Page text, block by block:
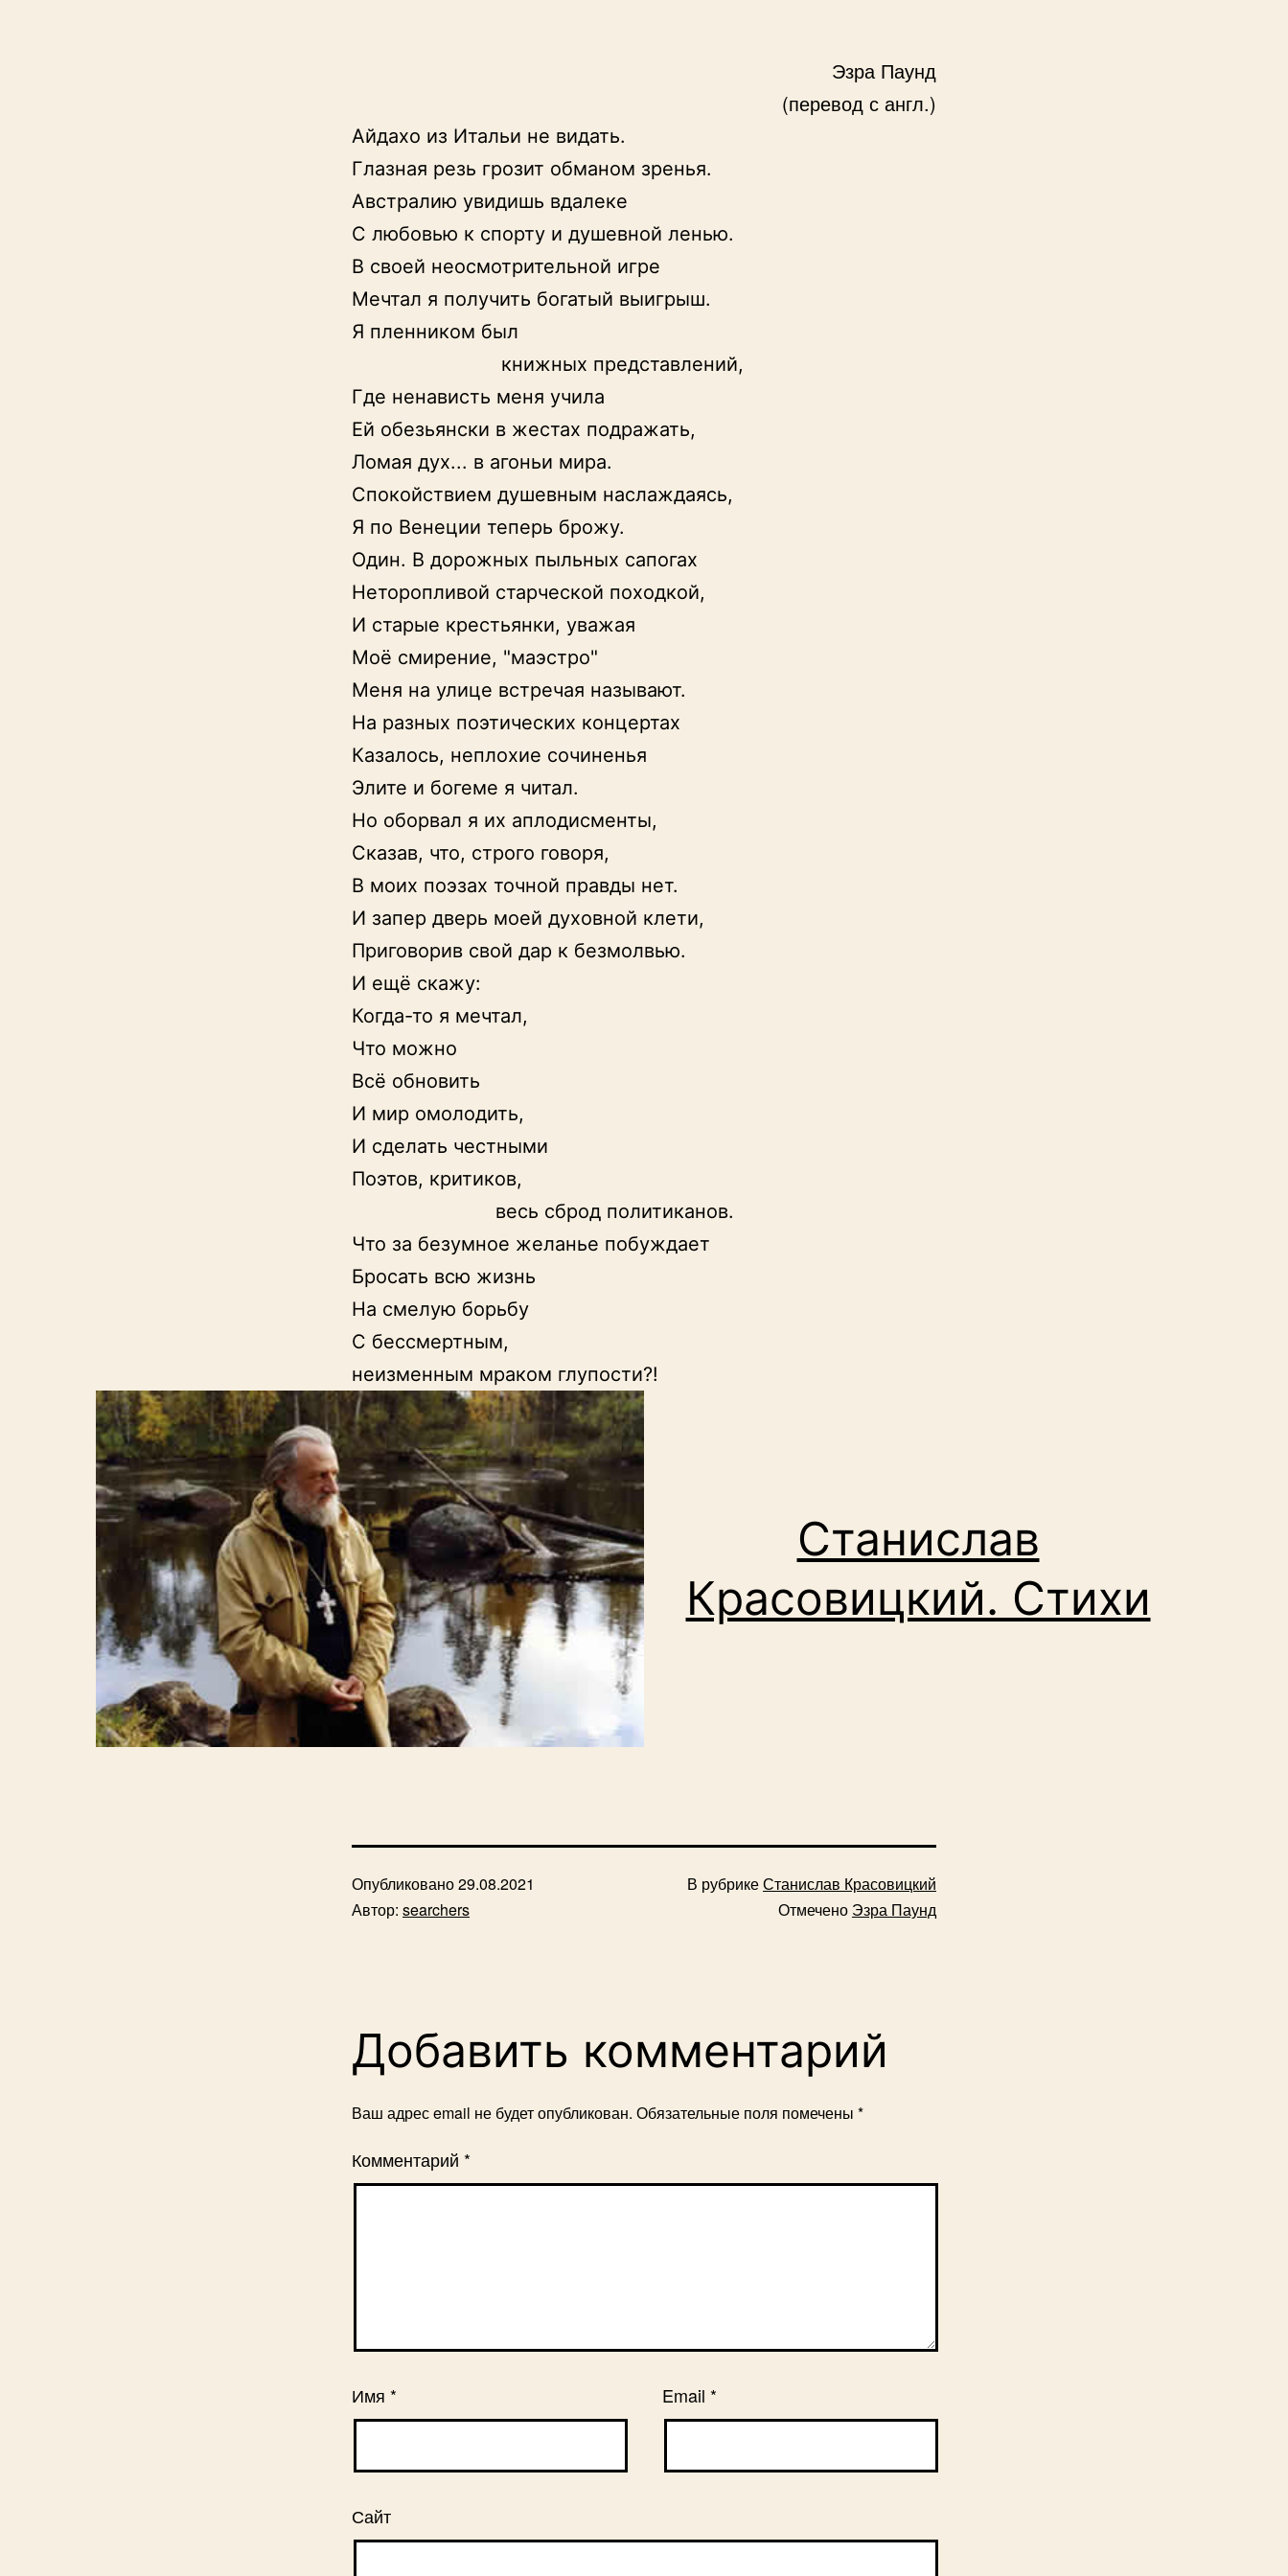
Эзра Паунд
(перевод с англ.)
Айдахо из Итальи не видать.
Глазная резь грозит обманом зренья.
Австралию увидишь вдалеке
С любовью к спорту и душевной ленью.
В своей неосмотрительной игре
Мечтал я получить богатый выигрыш.
Я пленником был
Где ненависть меня учила
Ей обезьянски в жестах подражать,
Ломая дух... в агоньи мира.
Спокойствием душевным наслаждаясь,
Я по Венеции теперь брожу.
Один. В дорожных пыльных сапогах
Неторопливой старческой походкой,
И старые крестьянки, уважая
Моё смирение, "маэстро"
Меня на улице встречая называют.
На разных поэтических концертах
Казалось, неплохие сочиненья
Элите и богеме я читал.
Но оборвал я их аплодисменты,
Сказав, что, строго говоря,
В моих поэзах точной правды нет.
И запер дверь моей духовной клети,
Приговорив свой дар к безмолвью.
И ещё скажу:
Когда-то я мечтал,
Что можно
Всё обновить
И мир омолодить,
И сделать честными
Поэтов, критиков,
Что за безумное желанье побуждает
Бросать всю жизнь
На смелую борьбу
С бессмертным,
неизменным мраком глупости?!
Станислав
Красовицкий. Стихи
Опубликовано29.08.2021
Автор: searchers
В рубрикеСтанислав Красовицкий
Отмечено Эзра Паунд
Добавить комментарий
Ваш адрес email не будет опубликован. Обязательные поля помечены *
Комментарий *
Имя * Email *
Сайт